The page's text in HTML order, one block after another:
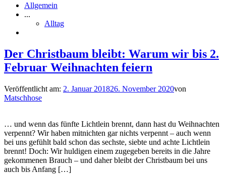
Allgemein
...
Alltag
Der Christbaum bleibt: Warum wir bis 2.
Februar Weihnachten feiern
Veröffentlicht am: 2. Januar 201826. November 2020von
Matschhose
… und wenn das fünfte Lichtlein brennt, dann hast du Weihnachten
verpennt? Wir haben mitnichten gar nichts verpennt – auch wenn
bei uns gefühlt bald schon das sechste, siebte und achte Lichtlein
brennt! Doch: Wir huldigen einem zugegeben bereits in die Jahre
gekommenen Brauch – und daher bleibt der Christbaum bei uns
auch bis Anfang […]